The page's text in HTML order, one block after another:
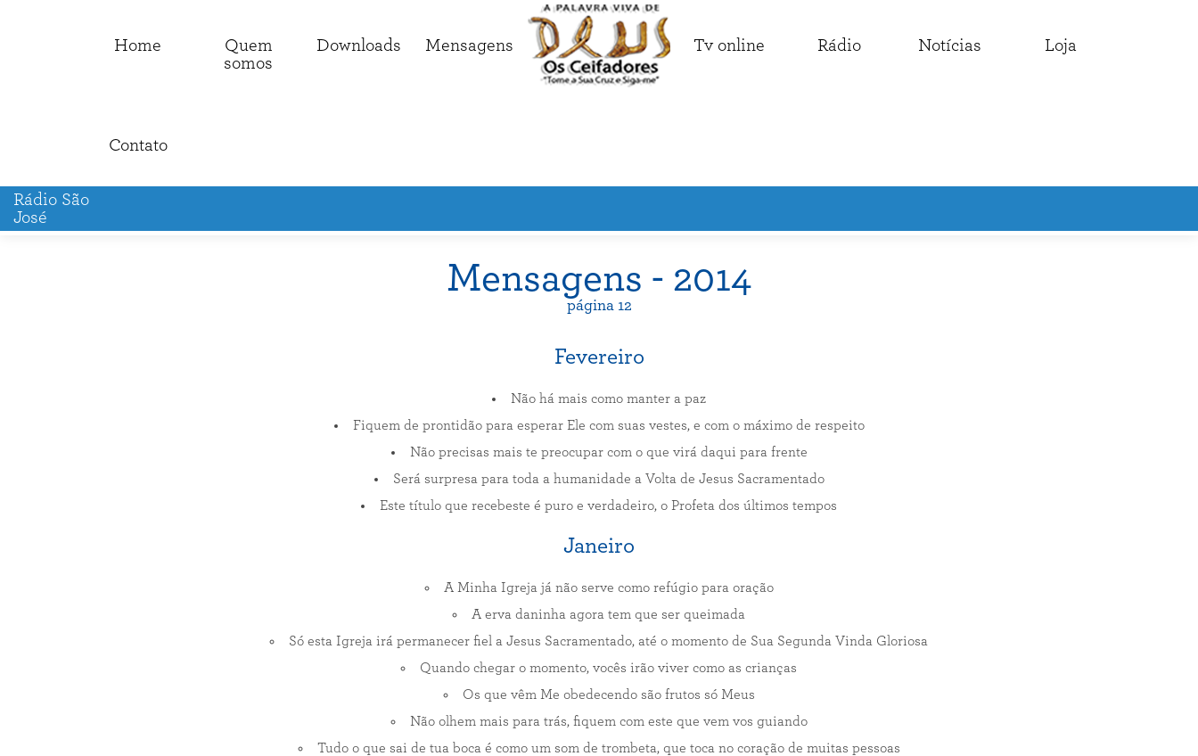
Home
Quem
somos
Downloads Mensagens Tv online Rádio Notícias Loja
Contato
Rádio São
José
Mensagens - 2014
página 12
Fevereiro
Não há mais como manter a paz
Fiquem de prontidão para esperar Ele com suas vestes, e com o máximo de respeito
Não precisas mais te preocupar com o que virá daqui para frente
Será surpresa para toda a humanidade a Volta de Jesus Sacramentado
Este título que recebeste é puro e verdadeiro, o Profeta dos últimos tempos
Janeiro
A Minha Igreja já não serve como refúgio para oração
A erva daninha agora tem que ser queimada
Só esta Igreja irá permanecer fiel a Jesus Sacramentado, até o momento de Sua Segunda Vinda Gloriosa
Quando chegar o momento, vocês irão viver como as crianças
Os que vêm Me obedecendo são frutos só Meus
Não olhem mais para trás, fiquem com este que vem vos guiando
Tudo o que sai de tua boca é como um som de trombeta, que toca no coração de muitas pessoas